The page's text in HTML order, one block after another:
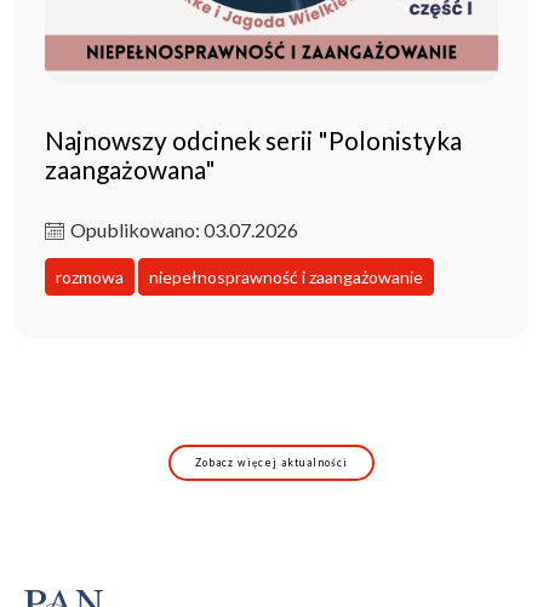
Najnowszy odcinek serii "Polonistyka
zaangażowana"
Opublikowano: 03.07.2026
rozmowa niepełnosprawność i zaangażowanie
Zobacz więcej aktualności